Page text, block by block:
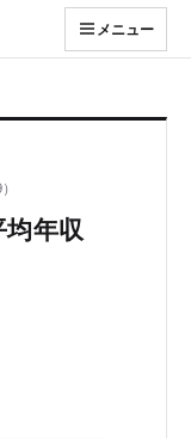
メニュー
均年収